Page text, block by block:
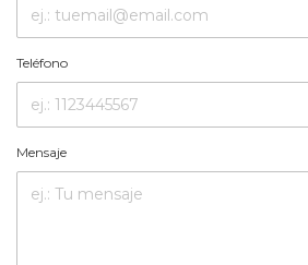
Teléfono
Mensaje